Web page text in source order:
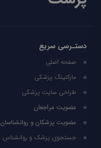
دستـرسی سریع
صفحه اصلی
مارکتینگ پزشکی
طراحی سایت پزشکی
عضویت مراجعان
عضویت پزشکان و روانشناسان
جستجوی پزشک و روانشناس